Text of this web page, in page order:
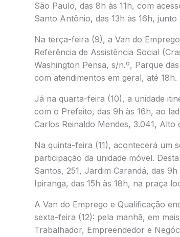
São Paulo, das 8h às 11h, com
Santo Antônio, das 13h às 16h,
Na terça-feira (9), a Van do
Referência de Assistência Social
Washington Pensa, s/n.º, Parque
com atendimentos em geral, até 18h.
Já na quarta-feira (10), a unidade
com o Prefeito, das 9h às 16h, ao
Carlos Reinaldo Mendes, 3.041, Alto
Na quinta-feira (11), acontecerá um
participação da unidade móvel.
Santos, 251, Jardim Carandá, das
Ipiranga, das 15h às 18h, na praça
A Van do Emprego e Qualificação
sexta-feira (12): pela manhã, em
Trabalhador, Empreendedor e